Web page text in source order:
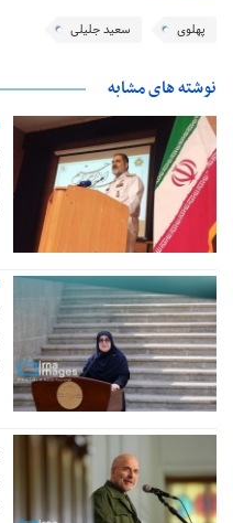
پهلوی سعید جلیلی
نوشته های مشابه